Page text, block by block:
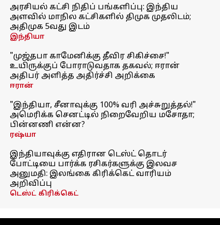
அரசியல் கட்சி நிதிப் பங்களிப்பு: இந்திய
அளவில் மாநில கட்சிகளில் திமுக முதலிடம்;
அதிமுக 5வது இடம்
இந்தியா
"முஜ்தபா காமேனிக்கு தீவிர சிகிச்சை!"
உயிருக்குப் போராடுவதாக தகவல்; ஈரான்
அதிபர் அளித்த அதிர்ச்சி அறிக்கை
ஈரான்
"இந்தியா, சீனாவுக்கு 100% வரி அச்சுறுத்தல்!"
அமெரிக்க செனட்டில் நிறைவேறிய மசோதா;
பின்னணி என்ன?
ரஷ்யா
இந்தியாவுக்கு எதிரான டெஸ்ட் தொடர்
போட்டியை பார்க்க ரசிகர்களுக்கு இலவச
அனுமதி: இலங்கை கிரிக்கெட் வாரியம்
அறிவிப்பு
டெஸ்ட் கிரிக்கெட்